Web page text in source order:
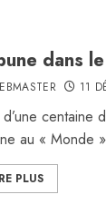
dans
11
d’une centaine
au « Monde
PLUS